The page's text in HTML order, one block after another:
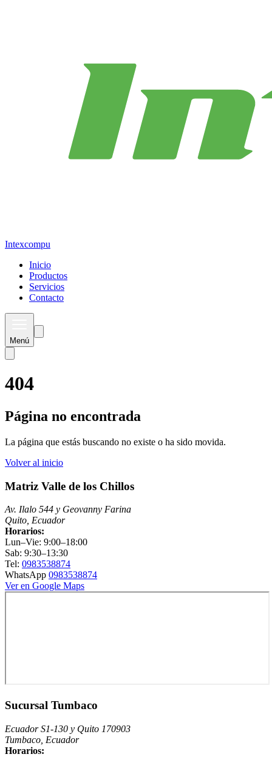
Intexcompu
Inicio
Productos
Servicios
Contacto
Menú
404
Página no encontrada
La página que estás buscando no existe o ha sido movida.
Volver al inicio
Matriz Valle de los Chillos
Av. Ilalo 544 y Geovanny Farina
Quito, Ecuador
Horarios:
Lun–Vie: 9:00–18:00
Sab: 9:30–13:30
Tel: 0983538874
WhatsApp 0983538874
Ver en Google Maps
Sucursal Tumbaco
Ecuador S1-130 y Quito 170903
Tumbaco, Ecuador
Horarios: